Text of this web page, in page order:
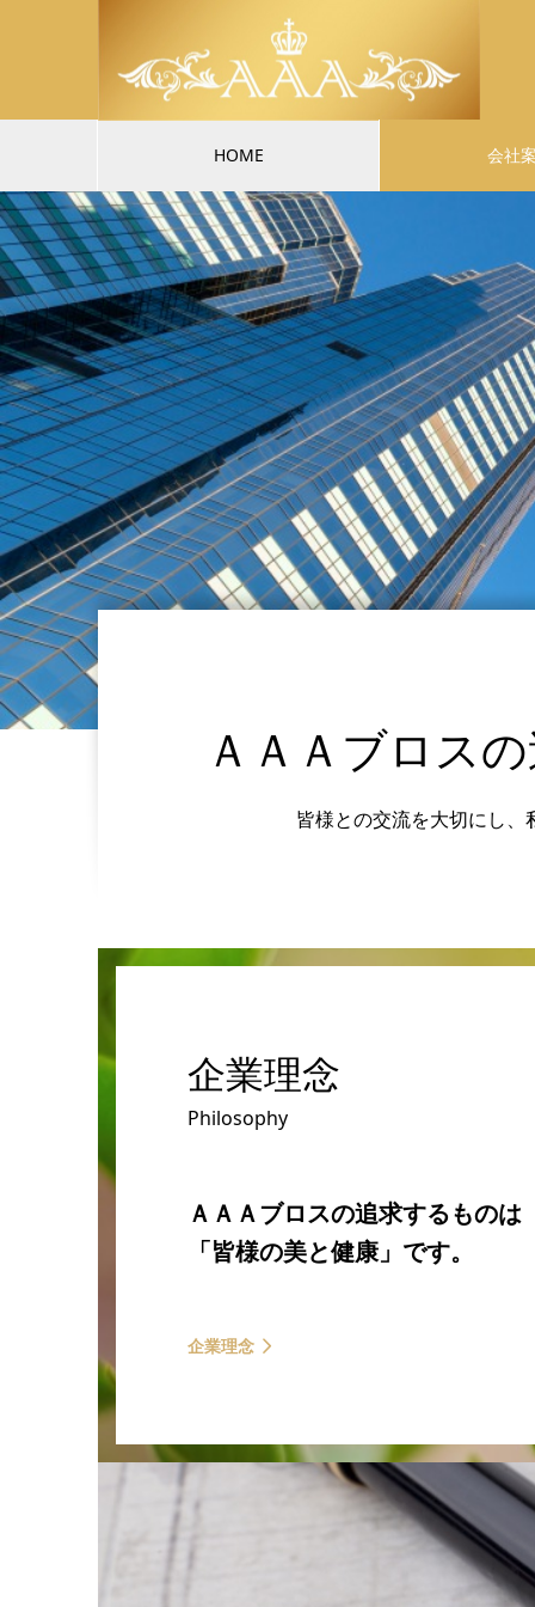
HOME 会社
ＡＡＡブロス
皆様との交流を大切にし
企業理念
Philosophy
ＡＡＡブロスの追求するものは
「皆様の美と健康」です。
企業理念